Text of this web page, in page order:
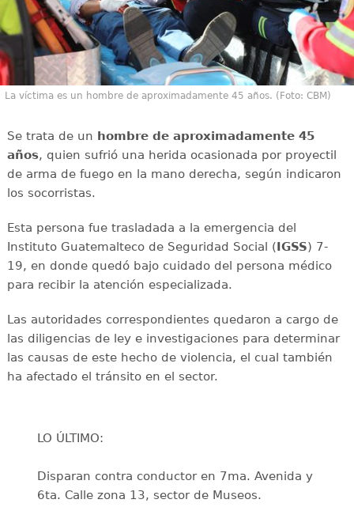
La víctima es un hombre de aproximadamente 45 años. (Foto: CBM)
Se trata de un hombre de aproximadamente 45
años, quien sufrió una herida ocasionada por proyectil
de arma de fuego en la mano derecha, según indicaron
los socorristas.
Esta persona fue trasladada a la emergencia del
Instituto Guatemalteco de Seguridad Social (IGSS) 7-
19, en donde quedó bajo cuidado del persona médico
para recibir la atención especializada.
Las autoridades correspondientes quedaron a cargo de
las diligencias de ley e investigaciones para determinar
las causas de este hecho de violencia, el cual también
ha afectado el tránsito en el sector.
LO ÚLTIMO:
Disparan contra conductor en 7ma. Avenida y
6ta. Calle zona 13, sector de Museos.